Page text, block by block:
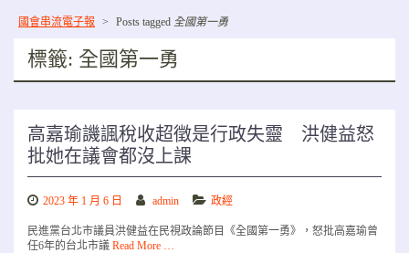
國會串流電子報 > Posts tagged 全國第一勇
標籤: 全國第一勇
高嘉瑜譏諷稅收超徵是行政失靈 洪健益怒
批她在議會都沒上課
2023 年 1 月 6 日 admin 政經
民進黨台北市議員洪健益在民視政論節目《全國第一勇》，怒批高嘉瑜曾
任6年的台北市議 Read More …